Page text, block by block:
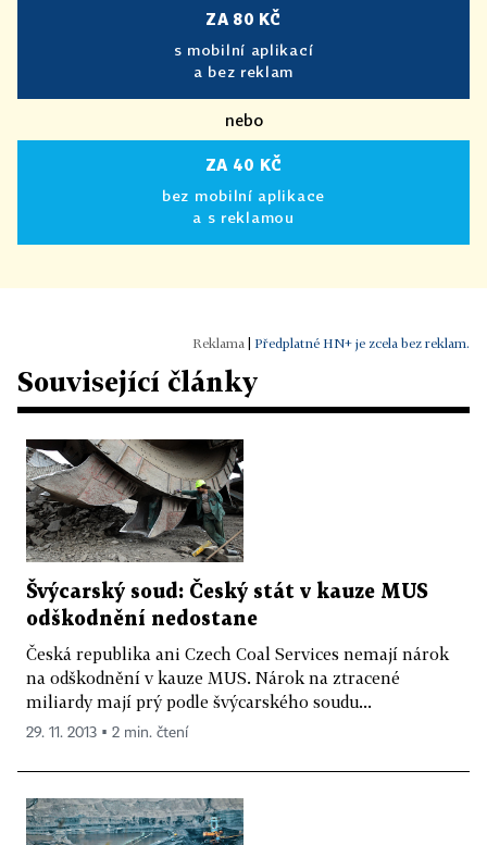
ZA 80 KČ
s mobilní aplikací
a bez reklam
nebo
ZA 40 KČ
bez mobilní aplikace
a s reklamou
Předplatné HN+ je zcela bez reklam.
Související články
Švýcarský soud: Český stát v kauze MUS
odškodnění nedostane
Česká republika ani Czech Coal Services nemají nárok
na odškodnění v kauze MUS. Nárok na ztracené
miliardy mají prý podle švýcarského soudu...
29. 11. 2013 ▪ 2 min. čtení